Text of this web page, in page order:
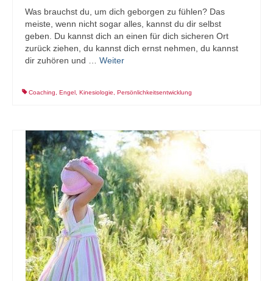
Was brauchst du, um dich geborgen zu fühlen? Das
meiste, wenn nicht sogar alles, kannst du dir selbst
geben. Du kannst dich an einen für dich sicheren Ort
zurück ziehen, du kannst dich ernst nehmen, du kannst
dir zuhören und … Weiter
Coaching, Engel , Kinesiologie, Persönlichkeitsentwicklung